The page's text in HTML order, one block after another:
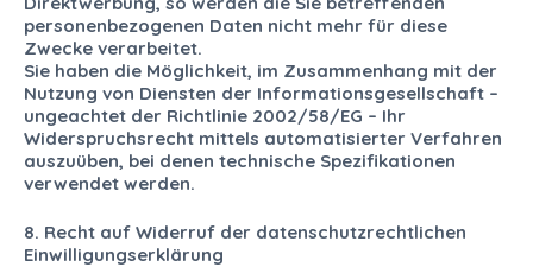
personenbezogenen Daten nicht mehr für diese
Zwecke verarbeitet.
Sie haben die Möglichkeit, im Zusammenhang mit der
Nutzung von Diensten der Informationsgesellschaft –
ungeachtet der Richtlinie 2002/58/EG – Ihr
Widerspruchsrecht mittels automatisierter Verfahren
auszuüben, bei denen technische Spezifikationen
verwendet werden.
8. Recht auf Widerruf der datenschutzrechtlichen
Einwilligungserklärung